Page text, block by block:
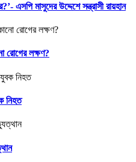
এসপি মাসুদের উদ্দেশে সন্ত্রাসী রায়হান
রোগের লক্ষণ?
নিহত